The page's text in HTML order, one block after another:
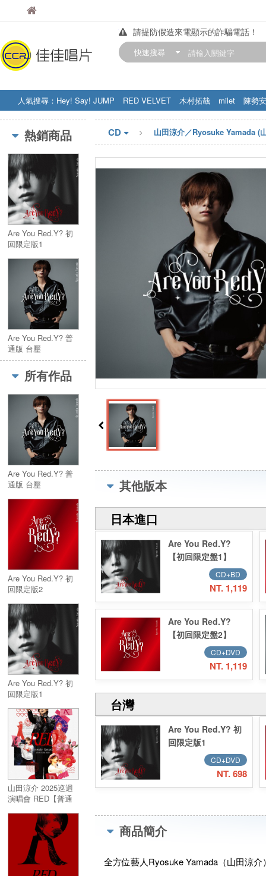
佳佳唱片
請提防假造來電顯示的詐騙電話！
【中華門市營業時間調整公告】
快速搜尋
人氣搜尋： Hey! Say! JUMP RED VELVET 木村拓哉 milet
陳勢安
STRAY KIDS
盧廣仲 周杰伦
熱銷商品
Are You Red.Y? 初
回限定版1
Are You Red.Y? 普
通版 台壓
所有作品
Are You Red.Y? 普
通版 台壓
Are You Red.Y? 初
回限定版2
Are You Red.Y? 初
回限定版1
山田涼介 2025巡迴
演唱會 RED【普通
CD 山田涼介／Ryosuke Yamada (
其他版本
日本進口
Are You Red.Y?
【初回限定盤1】
(CD+Blu-ray)CD+BD
NT. 1,119
Are You Red.Y?
【初回限定盤2】
(CD+DVD) CD+DVD
NT. 1,119
台灣
Are You Red.Y? 初
回限定版1
(CD+DVD) 台壓
CD+DVD
NT. 698
商品簡介
全方位藝人Ryosuke Yamada（山田涼